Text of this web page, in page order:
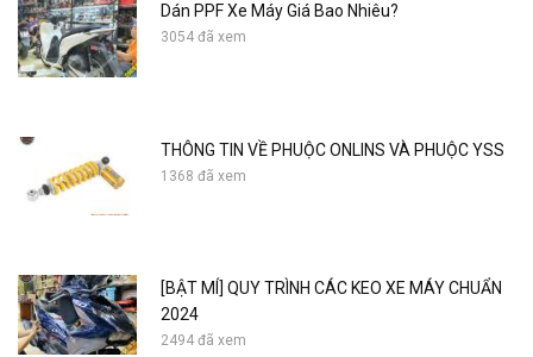
Dán PPF Xe Máy Giá Bao Nhiêu?
3054 đã xem
THÔNG TIN VỀ PHUỘC ONLINS VÀ PHUỘC YSS
1368 đã xem
[BẬT MÍ] QUY TRÌNH CÁC KEO XE MÁY CHUẨN
2024
2494 đã xem